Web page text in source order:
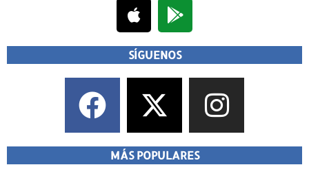
SÍGUENOS
MÁS POPULARES